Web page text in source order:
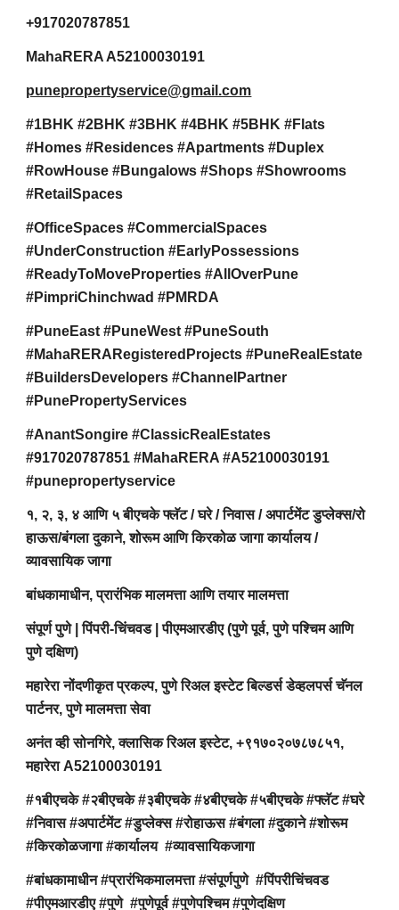
+917020787851
MahaRERA A52100030191
punepropertyservice@gmail.com
#1BHK #2BHK #3BHK #4BHK #5BHK #Flats
#Homes #Residences #Apartments #Duplex
#RowHouse #Bungalows #Shops #Showrooms
#RetailSpaces
#OfficeSpaces #CommercialSpaces
#UnderConstruction #EarlyPossessions
#ReadyToMoveProperties #AllOverPune
#PimpriChinchwad #PMRDA
#PuneEast #PuneWest #PuneSouth
#MahaRERARegisteredProjects #PuneRealEstate
#BuildersDevelopers #ChannelPartner
#PunePropertyServices
#AnantSongire #ClassicRealEstates
#917020787851 #MahaRERA #A52100030191
#punepropertyservice
१, २, ३, ४ आणि ५ बीएचके फ्लॅट / घरे / निवास / अपार्टमेंट डुप्लेक्स/रो
हाऊस/बंगला दुकाने, शोरूम आणि किरकोळ जागा कार्यालय /
व्यावसायिक जागा
बांधकामाधीन, प्रारंभिक मालमत्ता आणि तयार मालमत्ता
संपूर्ण पुणे | पिंपरी-चिंचवड | पीएमआरडीए (पुणे पूर्व, पुणे पश्चिम आणि
पुणे दक्षिण)
महारेरा नोंदणीकृत प्रकल्प, पुणे रिअल इस्टेट बिल्डर्स डेव्हलपर्स चॅनल
पार्टनर, पुणे मालमत्ता सेवा
अनंत व्ही सोनगिरे, क्लासिक रिअल इस्टेट, +९१७०२०७८७८५१,
महारेरा A52100030191
#१बीएचके #२बीएचके #३बीएचके #४बीएचके #५बीएचके #फ्लॅट #घरे
#निवास #अपार्टमेंट #डुप्लेक्स #रोहाऊस #बंगला #दुकाने #शोरूम
#किरकोळजागा #कार्यालय #व्यावसायिकजागा
#बांधकामाधीन #प्रारंभिकमालमत्ता #संपूर्णपुणे #पिंपरीचिंचवड
#पीएमआरडीए #पुणे #पुणेपूर्व #पुणेपश्चिम #पुणेदक्षिण